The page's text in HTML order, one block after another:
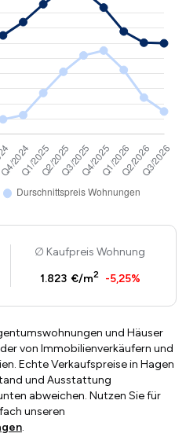
Kaufpreis Wohnung
1.823 €/m2 -5,25%
und Häuser
von Immobilienverkäufern und
Echte Verkaufspreise in Hagen
und Ausstattung
abweichen. Nutzen Sie für
unseren
.